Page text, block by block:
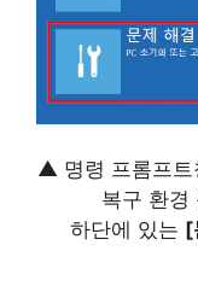
▲ 명령 프롬프트
복구 환경
하단에 있는 [